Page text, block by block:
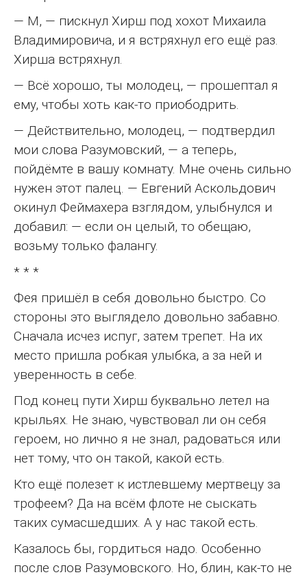
— М, — пискнул Хирш под хохот Михаила
Владимировича, и я встряхнул его ещё раз.
Хирша встряхнул.
— Всё хорошо, ты молодец, — прошептал я
ему, чтобы хоть как-то приободрить.
— Действительно, молодец, — подтвердил
мои слова Разумовский, — а теперь,
пойдёмте в вашу комнату. Мне очень сильно
нужен этот палец. — Евгений Аскольдович
окинул Феймахера взглядом, улыбнулся и
добавил: — если он целый, то обещаю,
возьму только фалангу.
* * *
Фея пришёл в себя довольно быстро. Со
стороны это выглядело довольно забавно.
Сначала исчез испуг, затем трепет. На их
место пришла робкая улыбка, а за ней и
уверенность в себе.
Под конец пути Хирш буквально летел на
крыльях. Не знаю, чувствовал ли он себя
героем, но лично я не знал, радоваться или
нет тому, что он такой, какой есть.
Кто ещё полезет к истлевшему мертвецу за
трофеем? Да на всём флоте не сыскать
таких сумасшедших. А у нас такой есть.
Казалось бы, гордиться надо. Особенно
после слов Разумовского. Но, блин, как-то не